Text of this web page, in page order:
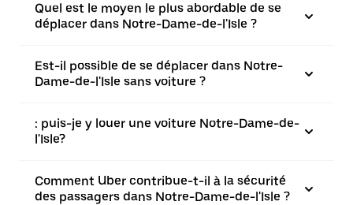
Quel est le moyen le plus abordable de se
déplacer dans Notre-Dame-de-l'Isle ?
Est-il possible de se déplacer dans Notre-
Dame-de-l'Isle sans voiture ?
: puis-je y louer une voiture Notre-Dame-de-
l'Isle?
Comment Uber contribue-t-il à la sécurité
des passagers dans Notre-Dame-de-l'Isle ?